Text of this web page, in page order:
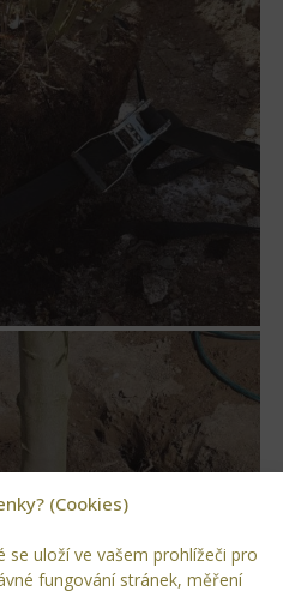
(Cookies)
se uloží ve vašem prohlížeči pro
fungování stránek, měření